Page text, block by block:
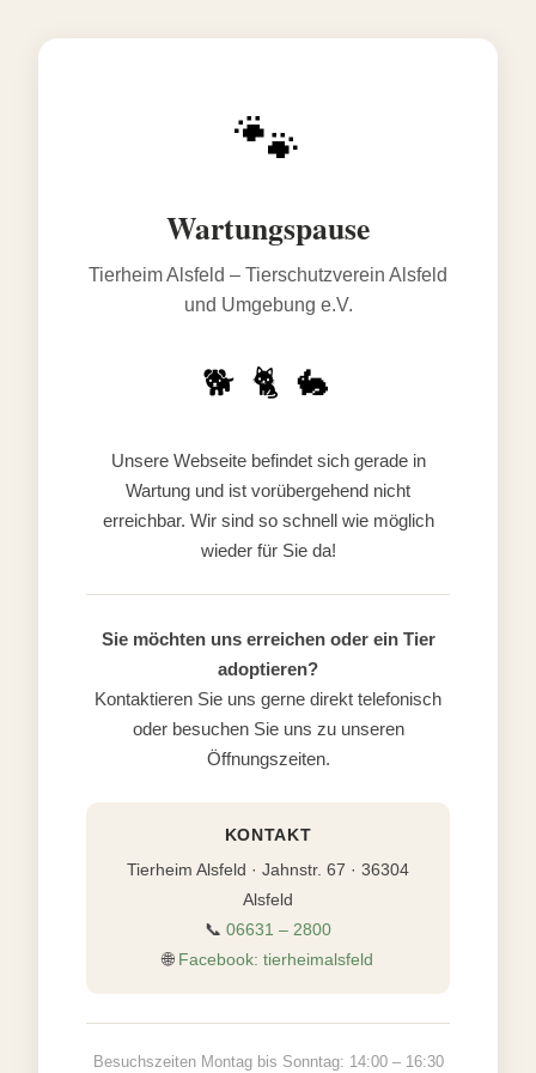
🐾
Wartungspause
Tierheim Alsfeld – Tierschutzverein Alsfeld
und Umgebung e.V.
🐕 🐈 🐇
Unsere Webseite befindet sich gerade in
Wartung und ist vorübergehend nicht
erreichbar. Wir sind so schnell wie möglich
wieder für Sie da!
Sie möchten uns erreichen oder ein Tier
adoptieren?
Kontaktieren Sie uns gerne direkt telefonisch
oder besuchen Sie uns zu unseren
Öffnungszeiten.
KONTAKT
Tierheim Alsfeld · Jahnstr. 67 · 36304
Alsfeld
📞 06631 – 2800
🌐 Facebook: tierheimalsfeld
Besuchszeiten Montag bis Sonntag: 14:00 – 16:30